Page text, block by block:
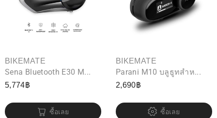
BIKEMATE
Sena Bluetooth E30 M...
5,774฿
ซื้อเลย
BIKEMATE
Parani M10 บลูธูทสำห...
2,690฿
ซื้อเลย